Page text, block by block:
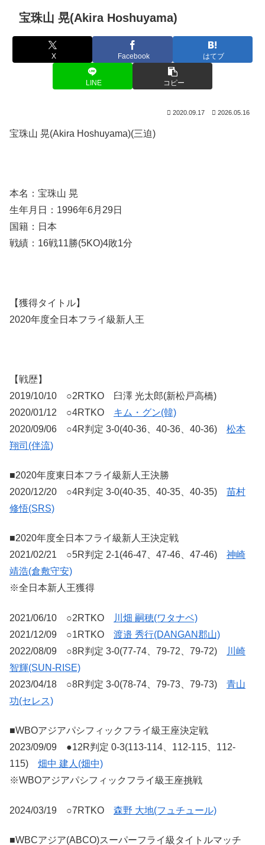
宝珠山 晃(Akira Hoshuyama)
X Facebook はてブ
LINE コピー
2020.09.17 2026.05.16
宝珠山 晃(Akira Hoshuyama)(三迫)
本名：宝珠山 晃
生年月日：1996年6月29日
国籍：日本
戦績：16戦11勝(5KO)4敗1分
【獲得タイトル】
2020年度全日本フライ級新人王
【戦歴】
2019/10/10 ○2RTKO 臼澤 光太郎(新松戸高橋)
2020/01/12 ○4RTKO キム・グン(韓)
2020/09/06 ○4R判定 3-0(40-36、40-36、40-36) 松本
翔司(伴流)
■2020年度東日本フライ級新人王決勝
2020/12/20 ○4R判定 3-0(40-35、40-35、40-35) 苗村
修悟(SRS)
■2020年度全日本フライ級新人王決定戦
2021/02/21 ○5R判定 2-1(46-47、47-46、47-46) 神崎
靖浩(倉敷守安)
※全日本新人王獲得
2021/06/10 ○2RTKO
川畑 嗣穂(ワタナベ)
2021/12/09 ○1RTKO 渡邉 秀行(DANGAN郡山)
2022/08/09 ○8R判定 3-0(77-74、79-72、79-72)
川崎
智輝(SUN-RISE)
2023/04/18 ○8R判定 3-0(78-74、79-73、79-73) 青山
功(セレス)
■WBOアジアパシフィックフライ級王座決定戦
2023/09/09 ●12R判定 0-3(113-114、112-115、112-
115) 畑中 建人(畑中)
※WBOアジアパシフィックフライ級王座挑戦
2024/03/19 ○7RTKO 森野 大地(フュチュール)
■WBCアジア(ABCO)スーパーフライ級タイトルマッチ